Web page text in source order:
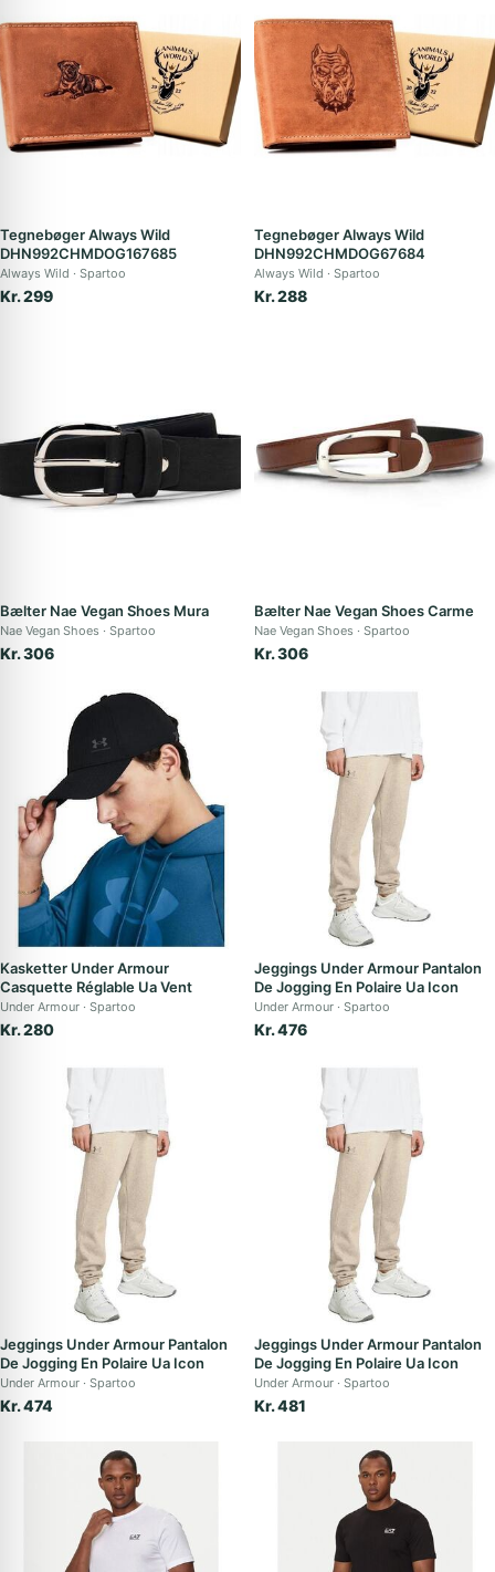
Tegnebøger Always Wild
DHN992CHMDOG167685
Always Wild Spartoo
Kr. 299
Tegnebøger Always Wild
DHN992CHMDOG67684
Always Wild Spartoo
Kr. 288
Bælter Nae Vegan Shoes Mura
Nae Vegan Shoes Spartoo
Kr. 306
Bælter Nae Vegan Shoes Carme
Nae Vegan Shoes Spartoo
Kr. 306
Kasketter Under Armour
Casquette Réglable Ua Vent
Under Armour Spartoo
Kr. 280
Jeggings Under Armour Pantalon
De Jogging En Polaire Ua Icon
Under Armour Spartoo
Kr. 476
Jeggings Under Armour Pantalon
De Jogging En Polaire Ua Icon
Under Armour Spartoo
Kr. 474
Jeggings Under Armour Pantalon
De Jogging En Polaire Ua Icon
Under Armour Spartoo
Kr. 481